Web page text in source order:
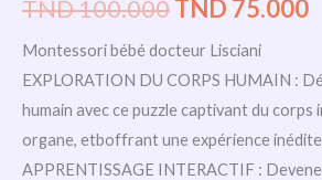
TND100.000TND 75.000
Montessori bébé docteur Lisciani
EXPLORATION DU CORPS HUMAIN :
humain avec ce puzzle captivant du
organe, etboffrant une expérience
APPRENTISSAGE INTERACTIF :